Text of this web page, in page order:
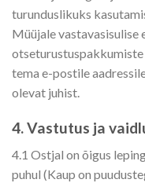
turunduslikuks
Müüjale vastavasisulise
otseturustuspakkumiste
tema e-postile
olevat juhist.
4. Vastutus ja
4.1 Ostjal on õigus
puhul (Kaup on